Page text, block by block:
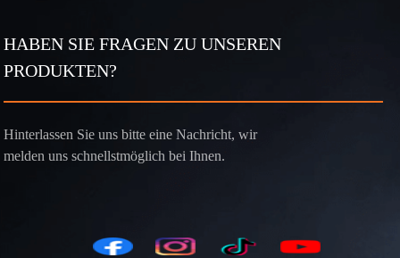
HABEN SIE FRAGEN ZU UNSEREN
PRODUKTEN?
Hinterlassen Sie uns bitte eine Nachricht, wir
melden uns schnellstmöglich bei Ihnen.